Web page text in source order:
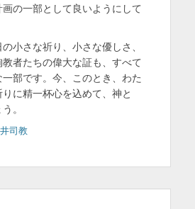
の一部として良いようにして
小さな祈り、小さな優しさ、
者たちの偉大な証も、すべて
部です。今、このとき、わた
に精一杯心を込めて、神と
。
司教